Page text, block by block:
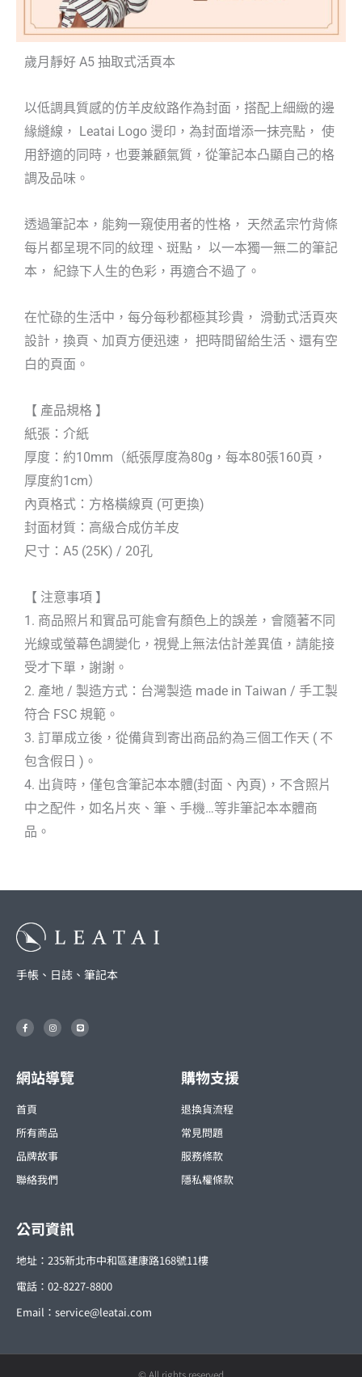
歲月靜好 A5 抽取式活頁本
以低調具質感的仿羊皮紋路作為封面，搭配上細緻的邊
緣縫線， Leatai Logo 燙印，為封面增添一抹亮點， 使
用舒適的同時，也要兼顧氣質，從筆記本凸顯自己的格
調及品味。
透過筆記本，能夠一窺使用者的性格， 天然孟宗竹背條
每片都呈現不同的紋理、斑點， 以一本獨一無二的筆記
本， 紀錄下人生的色彩，再適合不過了。
在忙碌的生活中，每分每秒都極其珍貴， 滑動式活頁夾
設計，換頁、加頁方便迅速， 把時間留給生活、還有空
白的頁面。
【 產品規格 】
紙張：介紙
厚度：約10mm（紙張厚度為80g，每本80張160頁，
厚度約1cm）
內頁格式：方格橫線頁 (可更換)
封面材質：高級合成仿羊皮
尺寸：A5 (25K) / 20孔
【 注意事項 】
1. 商品照片和實品可能會有顏色上的誤差，會隨著不同
光線或螢幕色調變化，視覺上無法估計差異值，請能接
受才下單，謝謝。
2. 產地 / 製造方式：台灣製造 made in Taiwan / 手工製
符合 FSC 規範。
3. 訂單成立後，從備貨到寄出商品約為三個工作天 ( 不
包含假日 )。
4. 出貨時，僅包含筆記本本體(封面、內頁)，不含照片
中之配件，如名片夾、筆、手機…等非筆記本本體商
品。
手帳、日誌、筆記本
F
a
c
k
-
I
n
s
r
a
m
L
i
n
網站導覽
首頁
所有商品
品牌故事
聯絡我們
購物支援
退換貨流程
常見問題
服務條款
隱私權條款
公司資訊
地址：235新北市中和區建康路168號11樓
電話：02-8227-8800
Email： service@leatai.com
© All rights reserved